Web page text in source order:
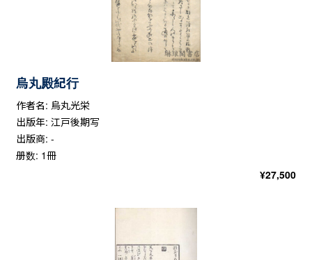
烏丸殿紀行
作者名: 烏丸光栄
出版年: 江戸後期写
出版商: -
册数: 1冊
¥27,500